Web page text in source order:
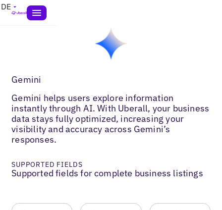
DE
Gemini
Gemini helps users explore information
instantly through AI. With Uberall, your business
data stays fully optimized, increasing your
visibility and accuracy across Gemini’s
responses.
SUPPORTED FIELDS
Supported fields for complete business listings